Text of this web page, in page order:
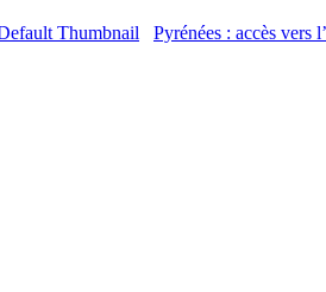
Pyrénées : accès vers